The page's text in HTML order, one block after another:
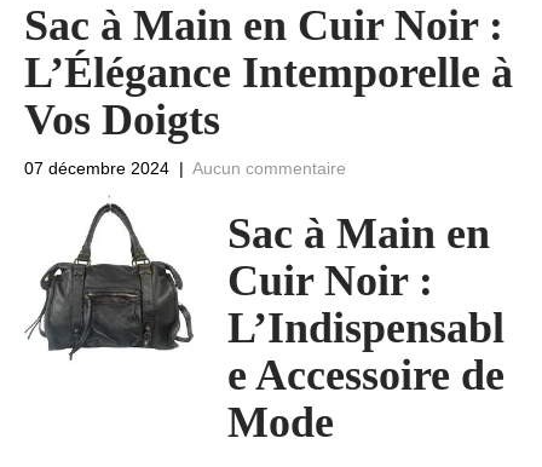
Sac à Main en Cuir Noir :
L’Élégance Intemporelle à
Vos Doigts
07 décembre 2024 | Aucun commentaire
Sac à Main en
Cuir Noir :
L’Indispensabl
e Accessoire de
Mode